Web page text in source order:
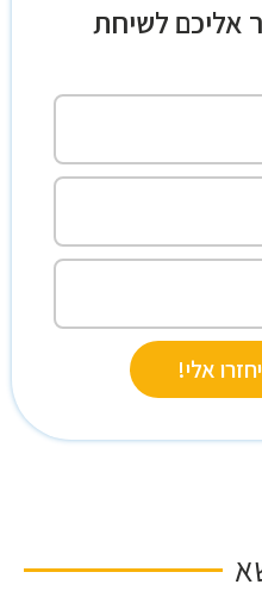
אליכם לשיחת
אלי!